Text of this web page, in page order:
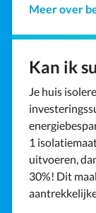
Meer over
Kan ik
Je huis
1
uitvoeren,
30%! Dit